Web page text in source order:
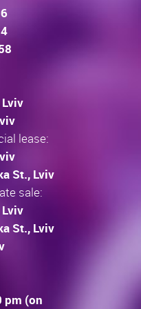
lease:
St., Lviv
sale:
St., Lviv
pm (on